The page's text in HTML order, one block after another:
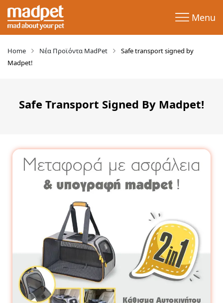
Menu
Home Νέα Προϊόντα MadPet
Safe transport signed by
Madpet!
Safe Transport Signed By Madpet!